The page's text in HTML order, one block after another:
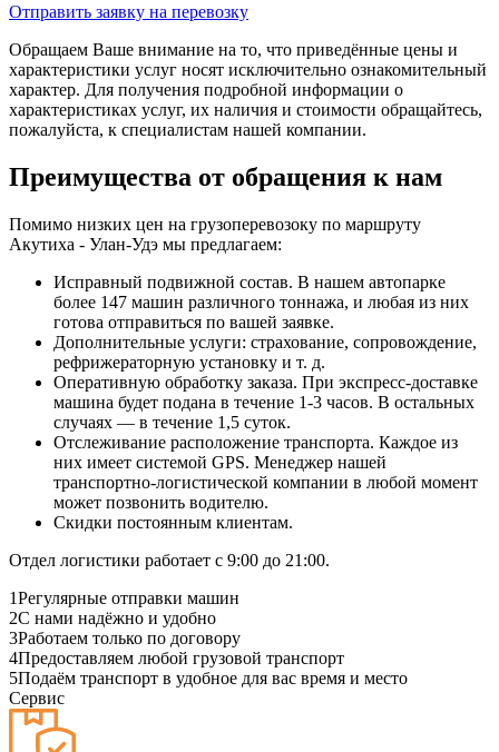
Отправить заявку на перевозку
Обращаем Ваше внимание на то, что приведённые цены и
характеристики услуг носят исключительно ознакомительный
характер. Для получения подробной информации о
характеристиках услуг, их наличия и стоимости обращайтесь,
пожалуйста, к специалистам нашей компании.
Преимущества от обращения к нам
Помимо низких цен на грузоперевозоку по маршруту
Акутиха - Улан-Удэ мы предлагаем:
Исправный подвижной состав. В нашем автопарке
более 147 машин различного тоннажа, и любая из них
готова отправиться по вашей заявке.
Дополнительные услуги: страхование, сопровождение,
рефрижераторную установку и т. д.
Оперативную обработку заказа. При экспресс-доставке
машина будет подана в течение 1-3 часов. В остальных
случаях — в течение 1,5 суток.
Отслеживание расположение транспорта. Каждое из
них имеет системой GPS. Менеджер нашей
транспортно-логистической компании в любой момент
может позвонить водителю.
Скидки постоянным клиентам.
Отдел логистики работает с 9:00 до 21:00.
1Регулярные отправки машин
2С нами надёжно и удобно
3Работаем только по договору
4Предоставляем любой грузовой транспорт
5Подаём транспорт в удобное для вас время и место
Сервис